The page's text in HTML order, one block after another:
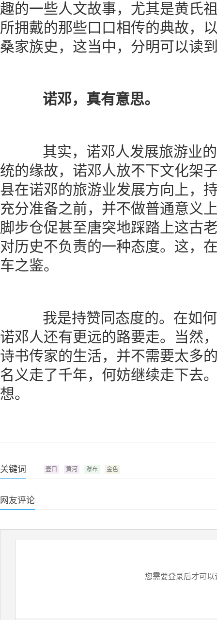
趣的一些人文故事，尤其是黄氏
所拥戴的那些口口相传的典故，
桑家族史，这当中，分明可以读
诺邓，真有意思。
其实，诺邓人发展旅游业的
统的缘故，诺邓人放不下文化架
县在诺邓的旅游业发展方向上，
充分准备之前，并不做普通意义
脚步仓促甚至唐突地踩踏上这古
对历史不负责的一种态度。这，
车之鉴。
我是持赞同态度的。在如何
诺邓人还有更远的路要走。当然
诗书传家的生活，并不需要太多
名义走了千年，何妨继续走下去
想。
关键词 壶口 黄河 瀑布 金色
网友评论
您需要登录后才可以